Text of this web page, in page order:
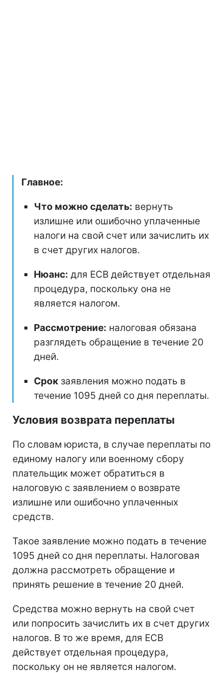
Главное:
Что можно сделать: вернуть
излишне или ошибочно уплаченные
налоги на свой счет или зачислить их
в счет других налогов.
Нюанс: для ЕСВ действует отдельная
процедура, поскольку она не
является налогом.
Рассмотрение: налоговая обязана
разглядеть обращение в течение 20
дней.
Срок заявления можно подать в
течение 1095 дней со дня переплаты.
Условия возврата переплаты
По словам юриста, в случае переплаты по
единому налогу или военному сбору
плательщик может обратиться в
налоговую с заявлением о возврате
излишне или ошибочно уплаченных
средств.
Такое заявление можно подать в течение
1095 дней со дня переплаты. Налоговая
должна рассмотреть обращение и
принять решение в течение 20 дней.
Средства можно вернуть на свой счет
или попросить зачислить их в счет других
налогов. В то же время, для ЕСВ
действует отдельная процедура,
поскольку он не является налогом.